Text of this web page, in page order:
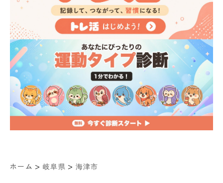
ホーム > 岐阜県 > 海津市